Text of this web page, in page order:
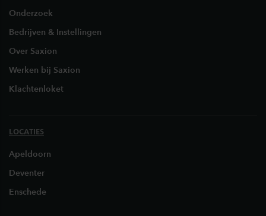
Onderzoek
Bedrijven & Instellingen
Over Saxion
Werken bij Saxion
Klachtenloket
LOCATIES
Apeldoorn
Deventer
Enschede